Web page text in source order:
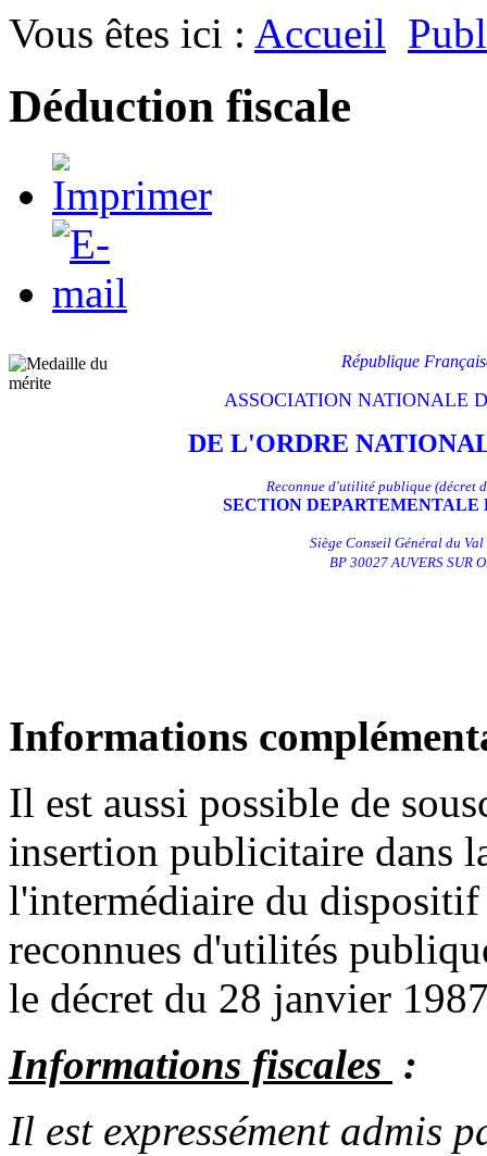
Vous êtes ici : Accueil
Déduction fiscale
République
ASSOCIATION NATIONALE
DE L'ORDRE
Reconnue d'utilité publique (décret
SECTIONDEPARTEMENTALE
Siège Conseil Général du Val
BP 30027 AUVERS SUR
Informations
Il est aussi possible de
insertion publicitaire dans
l'intermédiaire du
reconnues d'utilités
le décret du 28 janvier
Informations fiscales :
Il est expressément admis